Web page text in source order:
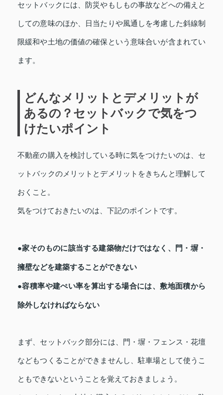
セットバックには、防災やもしもの事故などへの備えと
しての意味のほか、日当たりや風通しを考慮した斜線制
限緩和や土地の価値の確保という意味合いが含まれてい
ます。
どんなメリットとデメリットが
あるの？セットバックで気をつ
けたいポイント
不動産の購入を検討している時に気をつけたいのは、セ
ットバックのメリットとデメリットをきちんと理解して
おくこと。
気をつけておきたいのは、下記のポイントです。
●家そのものに該当する建築物だけではなく、門・塀・
擁壁などを建築することができない
●容積率や建ぺい率を算出する場合には、敷地面積から
除外しなければならない
まず、セットバック部分には、門・塀・フェンス・花壇
などもつくることができませんし、駐車場として使うこ
ともできないということを覚えておきましょう。